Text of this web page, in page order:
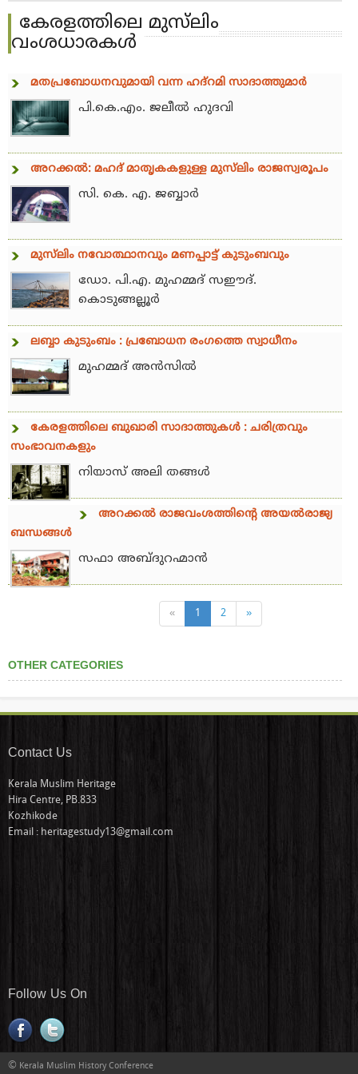
കേരളത്തിലെ മുസ്‌ലിം
വംശധാരകള്‍
മതപ്രബോധനവുമായി വന്ന ഹദ്‌റമി സാദാത്തുമാര്‍
പി.കെ.എം. ജലീല്‍ ഹുദവി
അറക്കല്‍: മഹദ് മാതൃകകളുള്ള മുസ്‌ലിം രാജസ്വരൂപം
സി. കെ. എ. ജബ്ബാര്‍
മുസ്‌ലിം നവോത്ഥാനവും മണപ്പാട്ട് കുടുംബവും
ഡോ. പി.എ. മുഹമ്മദ് സഈദ്.
കൊടുങ്ങല്ലൂര്‍
ലബ്ബാ കുടുംബം : പ്രബോധന രംഗത്തെ സ്വാധീനം
മുഹമ്മദ് അന്‍സില്‍
കേരളത്തിലെ ബുഖാരി സാദാത്തുകള്‍ : ചരിത്രവും
സംഭാവനകളും
നിയാസ് അലി തങ്ങള്‍
അറക്കല്‍ രാജവംശത്തിന്റെ അയല്‍രാജ്യ
ബന്ധങ്ങള്‍
സഫാ അബ്ദുറഹ്മാന്‍
« 1 2 »
OTHER CATEGORIES
Contact Us
Kerala Muslim Heritage
Hira Centre, PB.833
Kozhikode
Email : heritagestudy13@gmail.com
Follow Us On
© Kerala Muslim History Conference